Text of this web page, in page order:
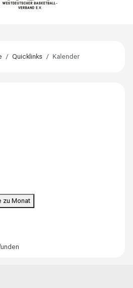
Quicklinks Kalender
zu Monat